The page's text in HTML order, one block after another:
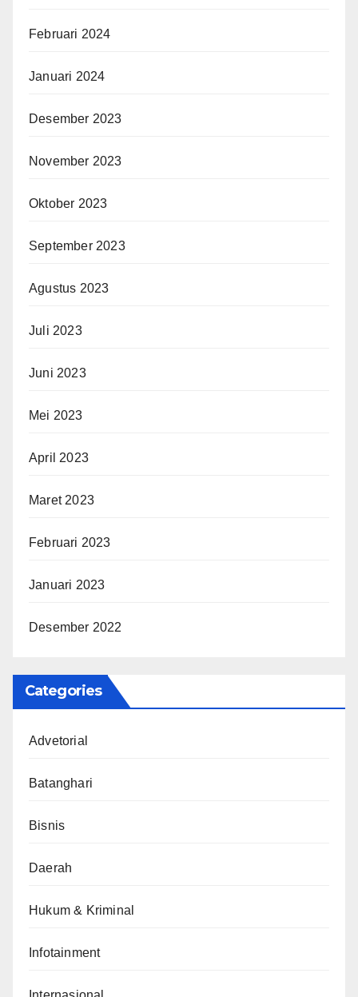
Februari 2024
Januari 2024
Desember 2023
November 2023
Oktober 2023
September 2023
Agustus 2023
Juli 2023
Juni 2023
Mei 2023
April 2023
Maret 2023
Februari 2023
Januari 2023
Desember 2022
Categories
Advetorial
Batanghari
Bisnis
Daerah
Hukum & Kriminal
Infotainment